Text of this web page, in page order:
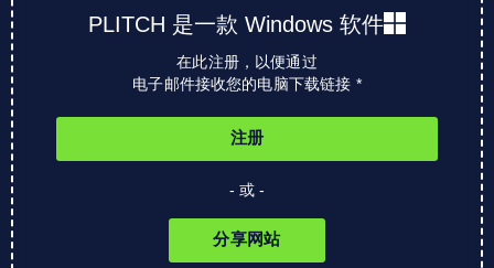
PLITCH 是一款 Windows 软件
在此注册，以便通过
电子邮件接收您的电脑下载链接 *
注册
- 或 -
分享网站